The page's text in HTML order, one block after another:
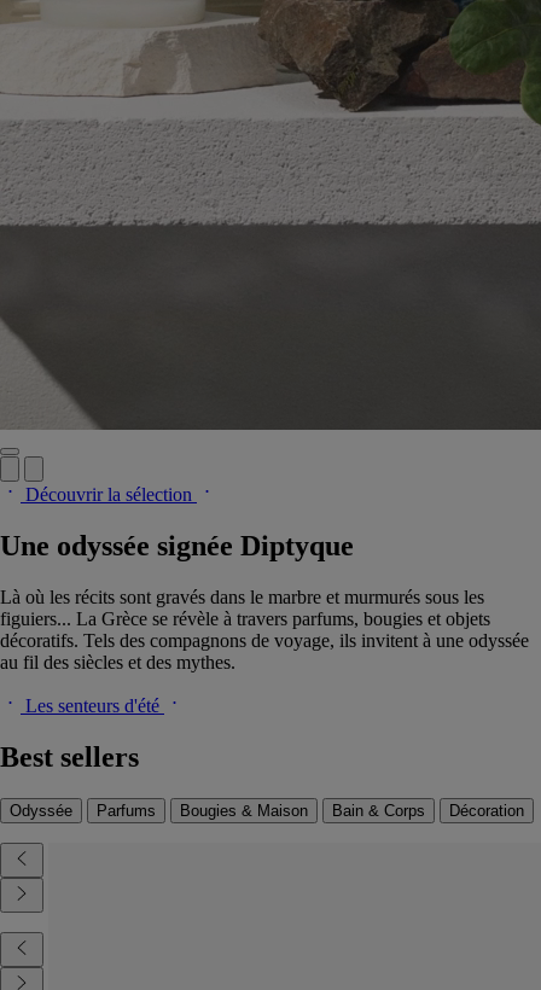
Découvrir la sélection
Une odyssée signée Diptyque
Là où les récits sont gravés dans le marbre et murmurés sous les
figuiers... La Grèce se révèle à travers parfums, bougies et objets
décoratifs. Tels des compagnons de voyage, ils invitent à une odyssée
au fil des siècles et des mythes.
Les senteurs d'été
Best sellers
Odyssée Parfums Bougies & Maison Bain & Corps Décoration